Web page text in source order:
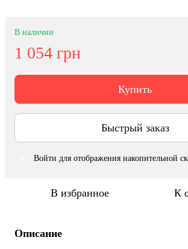
В наличии
1 054 грн
Купить
Быстрый заказ
Войти для отображения накопительной
В избранное К
Описание